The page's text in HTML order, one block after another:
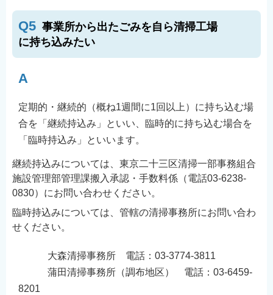
Q5 事業所から出たごみを自ら清掃工場
に持ち込みたい
A
定期的・継続的（概ね1週間に1回以上）に持ち込む場
合を「継続持込み」といい、臨時的に持ち込む場合を
「臨時持込み」といいます。
継続持込みについては、東京二十三区清掃一部事務組合
施設管理部管理課搬入承認・手数料係（電話03-6238-
0830）にお問い合わせください。
臨時持込みについては、管轄の清掃事務所にお問い合わ
せください。
大森清掃事務所 電話：03-3774-3811
蒲田清掃事務所（調布地区） 電話：03-6459-
8201